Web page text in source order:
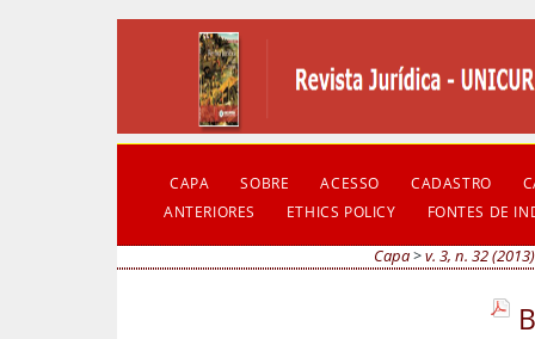
CAPA SOBRE ACESSO CADASTRO
ANTERIORES
ETHICS POLICY FONTES DE
Capa>v. 3, n. 32 (2013)